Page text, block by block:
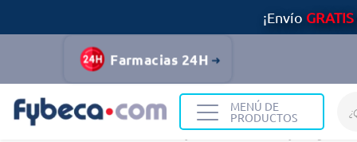
¡Envío GRATIS
Farmacias 24H
MENÚ DE
PRODUCTOS
Alimentos y Bebidas Helados y Congelados